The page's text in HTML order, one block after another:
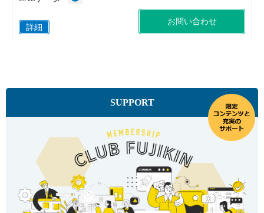
詳細
お問い合わせ
お問い合わせ
UD-51500HPE
SW3/4
CADデータ
SUPPORT